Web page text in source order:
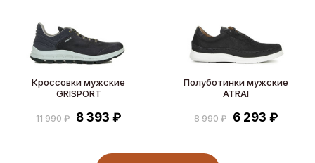
Кроссовки мужские
GRISPORT
11 990 ₽ 8 393 ₽
Полуботинки мужские
ATRAI
8 990 ₽ 6 293 ₽